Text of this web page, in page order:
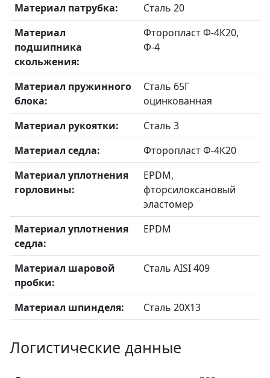
Материал патрубка:
Сталь 20
Материал
подшипника
скольжения:
Фторопласт Ф-4К20,
Ф-4
Материал пружинного
блока:
Сталь 65Г
оцинкованная
Материал рукоятки:
Сталь 3
Материал седла:
Фторопласт Ф-4К20
Материал уплотнения
горловины:
EPDM,
фторсилоксановый
эластомер
Материал уплотнения
седла:
EPDM
Материал шаровой
пробки:
Сталь AISI 409
Материал шпинделя: Сталь 20X13
Логистические данные